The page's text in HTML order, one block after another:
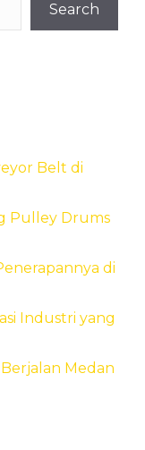
Search
Belt di
Pulley Drums
di
Industri yang
Medan